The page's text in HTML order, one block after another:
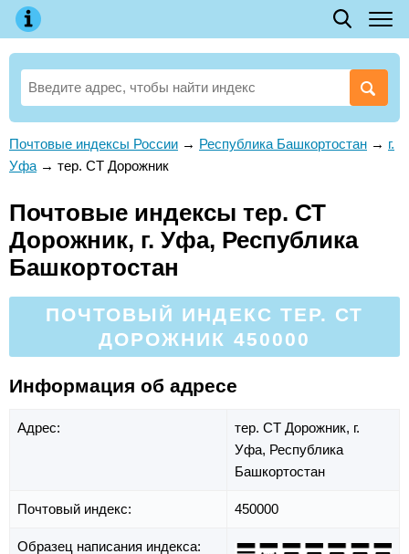
Почтовые индексы России → Республика Башкортостан → г.
Уфа → тер. СТ Дорожник
Почтовые индексы тер. СТ
Дорожник, г. Уфа, Республика
Башкортостан
ПОЧТОВЫЙ ИНДЕКС ТЕР. СТ
ДОРОЖНИК 450000
Информация об адресе
Адрес: тер. СТ Дорожник, г.
Уфа, Республика
Башкортостан
Почтовый индекс: 450000
Образец написания индекса: